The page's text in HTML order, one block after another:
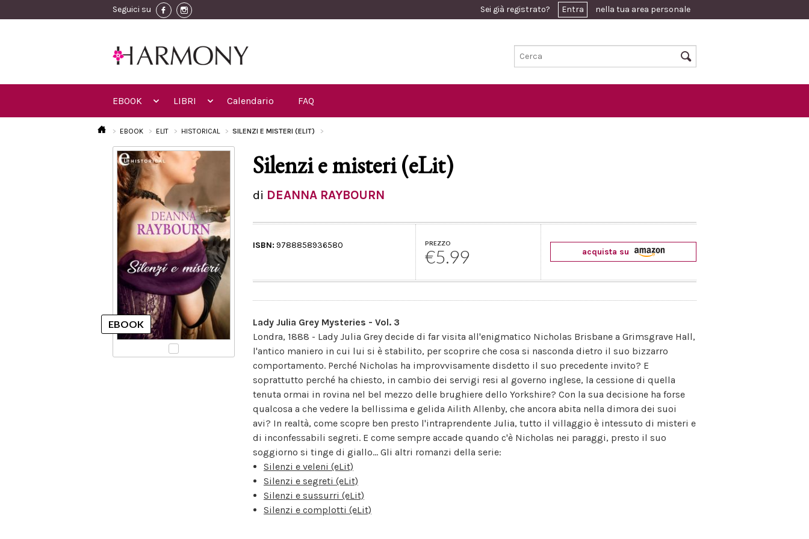
Seguici su Sei già registrato? Entra nella tua area personale
EBOOK LIBRI Calendario FAQ
EBOOK ELIT HISTORICAL SILENZI E MISTERI (ELIT)
Silenzi e misteri (eLit)
di DEANNA RAYBOURN
ISBN: 9788858936580 PREZZO
€5.99 acquista su
Lady Julia Grey Mysteries - Vol. 3
Londra, 1888 - Lady Julia Grey decide di far visita all'enigmatico Nicholas Brisbane a Grimsgrave Hall,
l'antico maniero in cui lui si è stabilito, per scoprire che cosa si nasconda dietro il suo bizzarro
comportamento. Perché Nicholas ha improvvisamente disdetto il suo precedente invito? E
soprattutto perché ha chiesto, in cambio dei servigi resi al governo inglese, la cessione di quella
tenuta ormai in rovina nel bel mezzo delle brughiere dello Yorkshire? Con la sua decisione ha forse
qualcosa a che vedere la bellissima e gelida Ailith Allenby, che ancora abita nella dimora dei suoi
avi? In realtà, come scopre ben presto l'intraprendente Julia, tutto il villaggio è intessuto di misteri e
di inconfessabili segreti. E come sempre accade quando c'è Nicholas nei paraggi, presto il suo
soggiorno si tinge di giallo... Gli altri romanzi della serie:
Silenzi e veleni (eLit)
Silenzi e segreti (eLit)
Silenzi e sussurri (eLit)
Silenzi e complotti (eLit)